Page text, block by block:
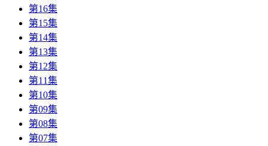
第16集
第15集
第14集
第13集
第12集
第11集
第10集
第09集
第08集
第07集